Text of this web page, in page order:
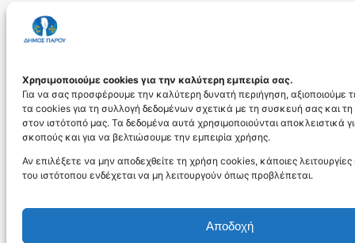
Χρησιμοποιούμε cookies για την καλύτερη εμπειρία σας.
Για να σας προσφέρουμε την καλύτερη δυνατή περιήγηση, αξιοποιούμε
τα cookies για τη συλλογή δεδομένων σχετικά με τη συσκευή σας και
στον ιστότοπό μας. Τα δεδομένα αυτά χρησιμοποιούνται αποκλειστικά
σκοπούς και για να βελτιώσουμε την εμπειρία χρήσης.
Αν επιλέξετε να μην αποδεχθείτε τη χρήση cookies, κάποιες
του ιστότοπου ενδέχεται να μη λειτουργούν όπως προβλέπεται.
Αποδοχή